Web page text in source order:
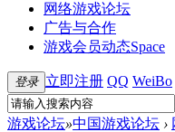
网络游戏论坛
广告与合作
游戏会员动态Space
登录 立即注册 QQ WeiBo
游戏论坛»中国游戏论坛 ›